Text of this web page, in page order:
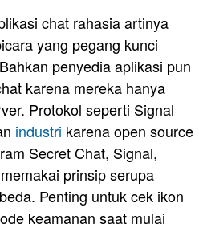
chat rahasia artinya
yang pegang kunci
penyedia aplikasi pun
karena mereka hanya
Protokol seperti Signal
industri karena open source
Secret Chat, Signal,
prinsip serupa
Penting untuk cek ikon
keamanan saat mulai